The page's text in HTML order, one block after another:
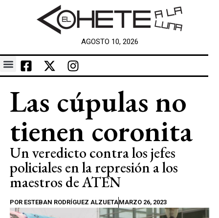
AGOSTO 10, 2026
Las cúpulas no
tienen coronita
Un veredicto contra los jefes
policiales en la represión a los
maestros de ATEN
POR ESTEBAN RODRÍGUEZ ALZUETAMARZO 26, 2023